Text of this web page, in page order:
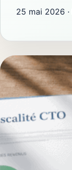
25 mai 2026 ·